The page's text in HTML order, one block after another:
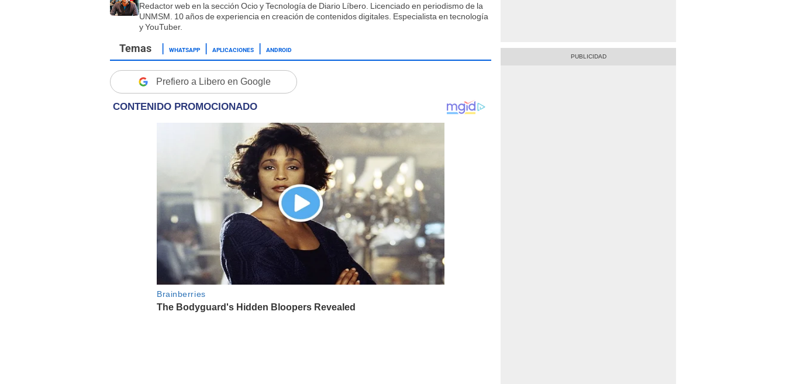
Redactor web en la sección Ocio y Tecnología de Diario Líbero. Licenciado en periodismo de la
UNMSM. 10 años de experiencia en creación de contenidos digitales. Especialista en tecnología
y YouTuber.
WHATSAPP APLICACIONES ANDROID
Prefiero a Libero en Google